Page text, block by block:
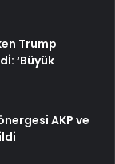
Trump
‘Büyük
AKP ve